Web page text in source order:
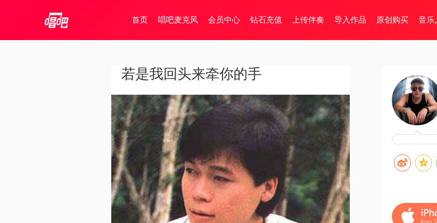
首页 唱吧麦克风 会员中心 钻石充值 上传伴奏 导入作品 原创购买 音乐
若是我回头来牵你的手